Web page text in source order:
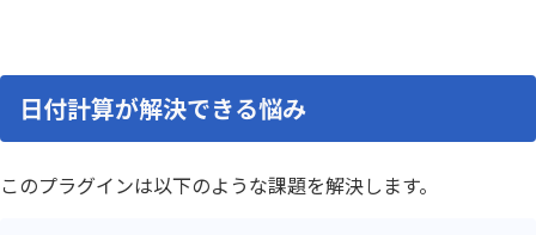
日付計算が解決できる悩み
このプラグインは以下のような課題を解決します。